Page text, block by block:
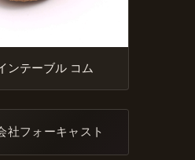
ンテーブル コム
社フォーキャスト